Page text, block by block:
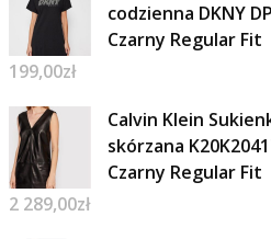
codzienna DKNY
Czarny Regular Fit
199,00zł
Calvin Klein
skórzana
Czarny Regular Fit
2 289,00zł